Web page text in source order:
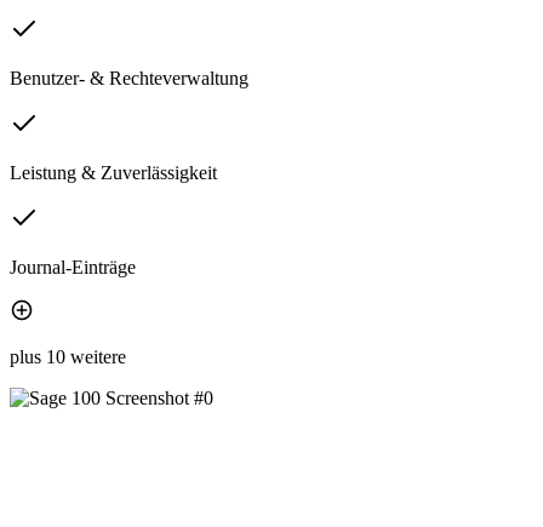
Benutzer- & Rechteverwaltung
Leistung & Zuverlässigkeit
Journal-Einträge
plus 10 weitere